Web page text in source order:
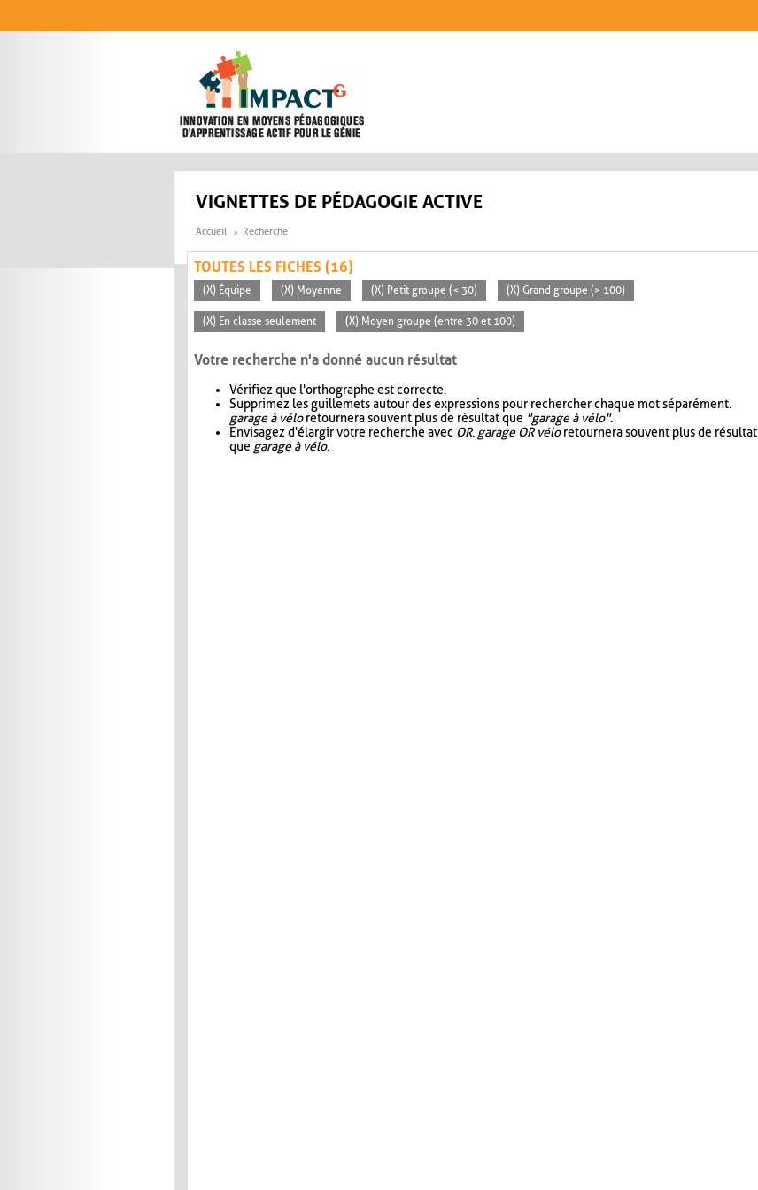
VIGNETTES DE PÉDAGOGIE ACTIVE
Accueil Recherche
TOUTES LES FICHES (16)
(X) Équipe (X) Moyenne (X) Petit groupe (< 30) (X) Grand groupe (> 100)
(X) En classe seulement (X) Moyen groupe (entre 30 et 100)
Votre recherche n'a donné aucun résultat
Vérifiez que l'orthographe est correcte.
Supprimez les guillemets autour des expressions pour rechercher chaque mot séparément.
garage à véloretournera souvent plus de résultat que "garage à vélo".
Envisagez d'élargir votre recherche avec OR. garage OR véloretournera souvent plus de résultat
que garage à vélo.